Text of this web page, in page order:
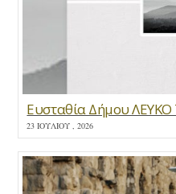
Ευσταθία Δήμου ΛΕΥΚΟ
23 ΙΟΥΛΊΟΥ , 2026